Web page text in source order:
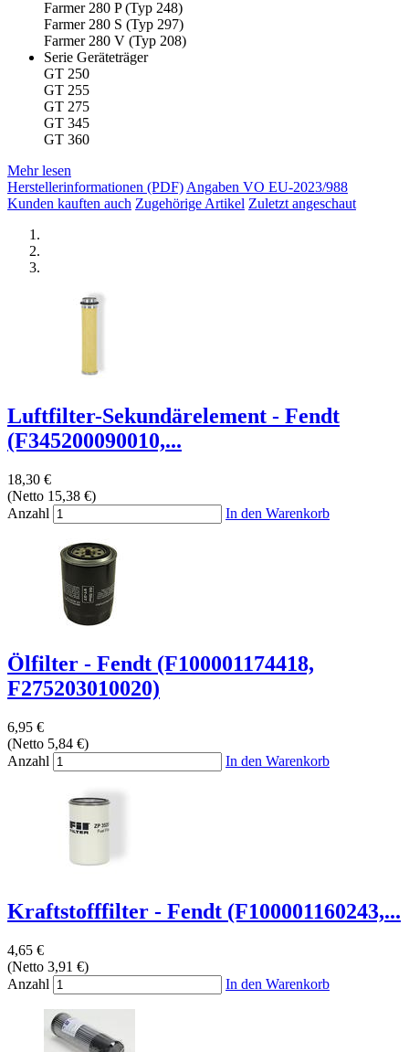
Farmer 280 P (Typ 248)
Farmer 280 S (Typ 297)
Farmer 280 V (Typ 208)
Serie Geräteträger
GT 250
GT 255
GT 275
GT 345
GT 360
Mehr lesen
Herstellerinformationen (PDF)Angaben VO EU-2023/988
Kunden kauften auch Zugehörige Artikel Zuletzt angeschaut
Luftfilter-Sekundärelement - Fendt
(F345200090010,...
18,30 €
(Netto 15,38 €)
Anzahl
In den Warenkorb
Ölfilter - Fendt (F100001174418,
F275203010020)
6,95 €
(Netto 5,84 €)
Anzahl
In den Warenkorb
Kraftstofffilter - Fendt (F100001160243,...
4,65 €
(Netto 3,91 €)
Anzahl
In den Warenkorb